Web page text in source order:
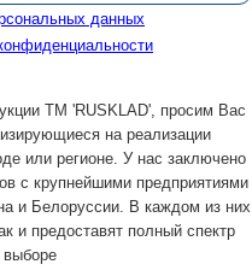
данных
TM 'RUSKLAD', просим Вас
на реализации
или регионе. У нас заключено
с крупнейшими предприятиями
и Белоруссии. В каждом из них
и предоставят полный спектр
выборе